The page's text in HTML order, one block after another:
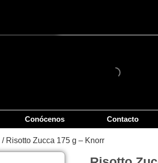
Conócenos Contacto
/ Risotto Zucca 175 g – Knorr